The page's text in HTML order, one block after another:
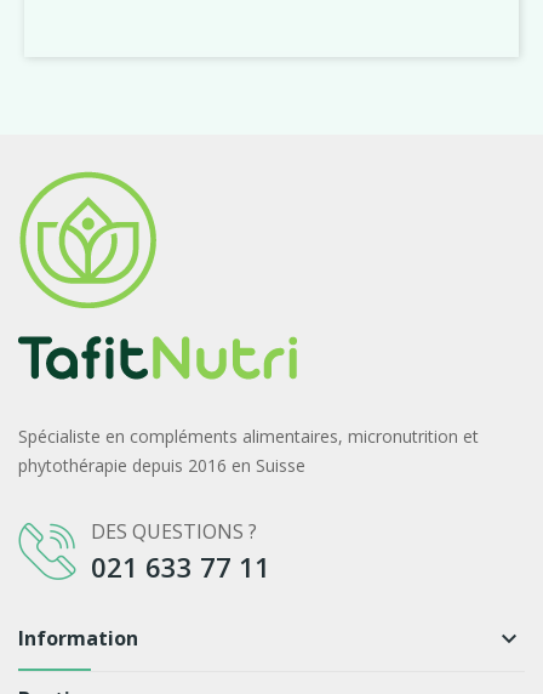
Spécialiste en compléments alimentaires, micronutrition et
phytothérapie depuis 2016 en Suisse
DES QUESTIONS ?
021 633 77 11
Information keyboard_arrow_down